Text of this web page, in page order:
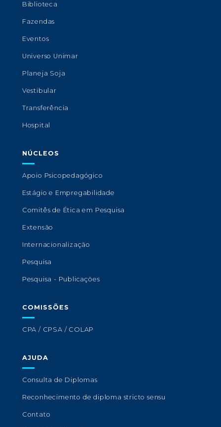
Biblioteca
Fazendas
Eventos
Universo Unimar
Planeja Soja
Vestibular
Transferência
Hospital
NÚCLEOS
Apoio Psicopedagógico
Estágio e Empregabilidade
Comitês de Ética em Pesquisa
Extensão
Internacionalização
Pesquisa
Pesquisa - Publicações
COMISSÕES
CPA / CPSA / COLAP
AJUDA
Consulta de Diplomas
Reconhecimento de diploma stricto sensu
Contato